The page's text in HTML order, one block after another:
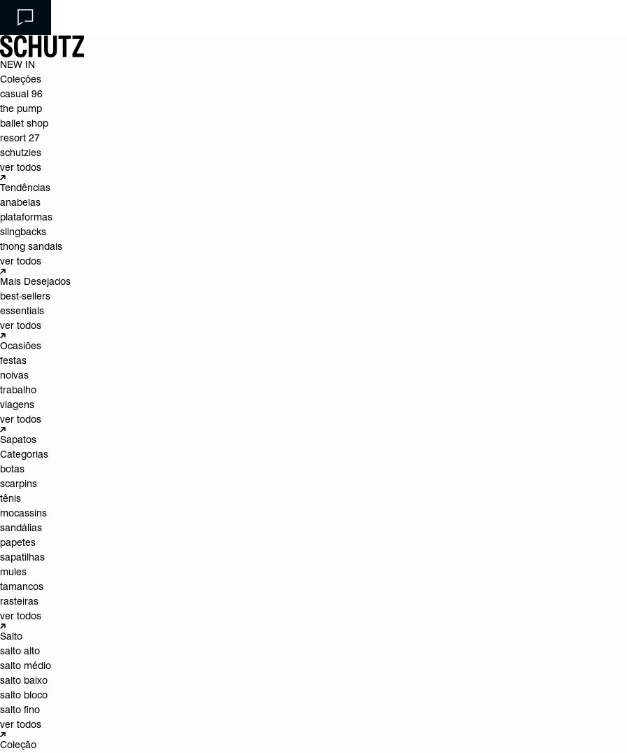
NEW IN
Coleções
casual 96
the pump
ballet shop
resort 27
schutzies
ver todos
Tendências
anabelas
plataformas
slingbacks
thong sandals
ver todos
Mais Desejados
best-sellers
essentials
ver todos
Ocasiões
festas
noivas
trabalho
viagens
ver todos
Sapatos
Categorias
botas
scarpins
tênis
mocassins
sandálias
papetes
sapatilhas
mules
tamancos
rasteiras
ver todos
Salto
salto alto
salto médio
salto baixo
salto bloco
salto fino
ver todos
Coleção